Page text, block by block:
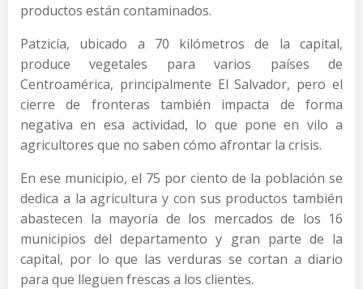
productos están contaminados.
Patzicía, ubicado a 70 kilómetros de la capital,
produce vegetales para varios países de
Centroamérica, principalmente El Salvador, pero el
cierre de fronteras también impacta de forma
negativa en esa actividad, lo que pone en vilo a
agricultores que no saben cómo afrontar la crisis.
En ese municipio, el 75 por ciento de la población se
dedica a la agricultura y con sus productos también
abastecen la mayoría de los mercados de los 16
municipios del departamento y gran parte de la
capital, por lo que las verduras se cortan a diario
para que lleguen frescas a los clientes.